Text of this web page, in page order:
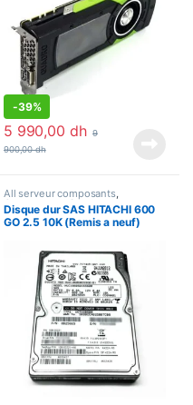
-39%
5 990,00 dh 9
900,00dh
All serveur composants,
Composants , Serveurs
composants,Stockage
Disque dur SAS HITACHI 600
GO 2.5 10K (Remis a neuf)